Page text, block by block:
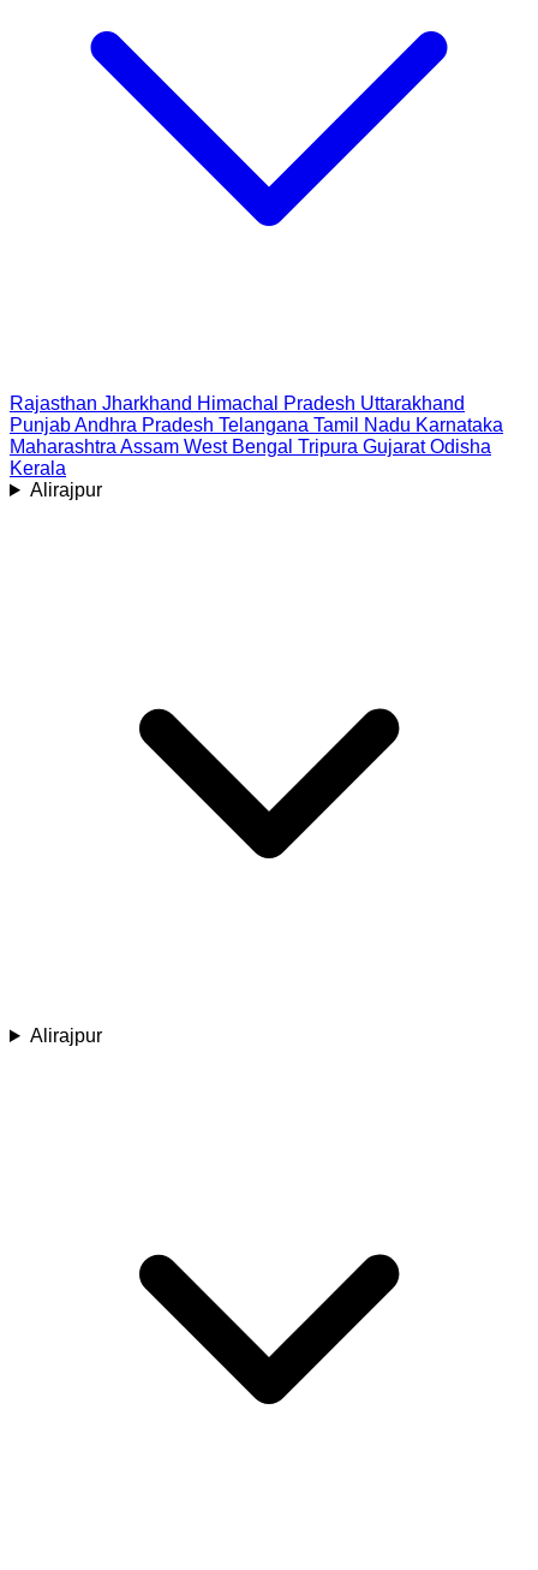
Rajasthan Jharkhand Himachal Pradesh Uttarakhand
PunjabAndhra Pradesh Telangana Tamil Nadu Karnataka
Maharashtra Assam West Bengal Tripura Gujarat Odisha
Kerala
Alirajpur
Alirajpur